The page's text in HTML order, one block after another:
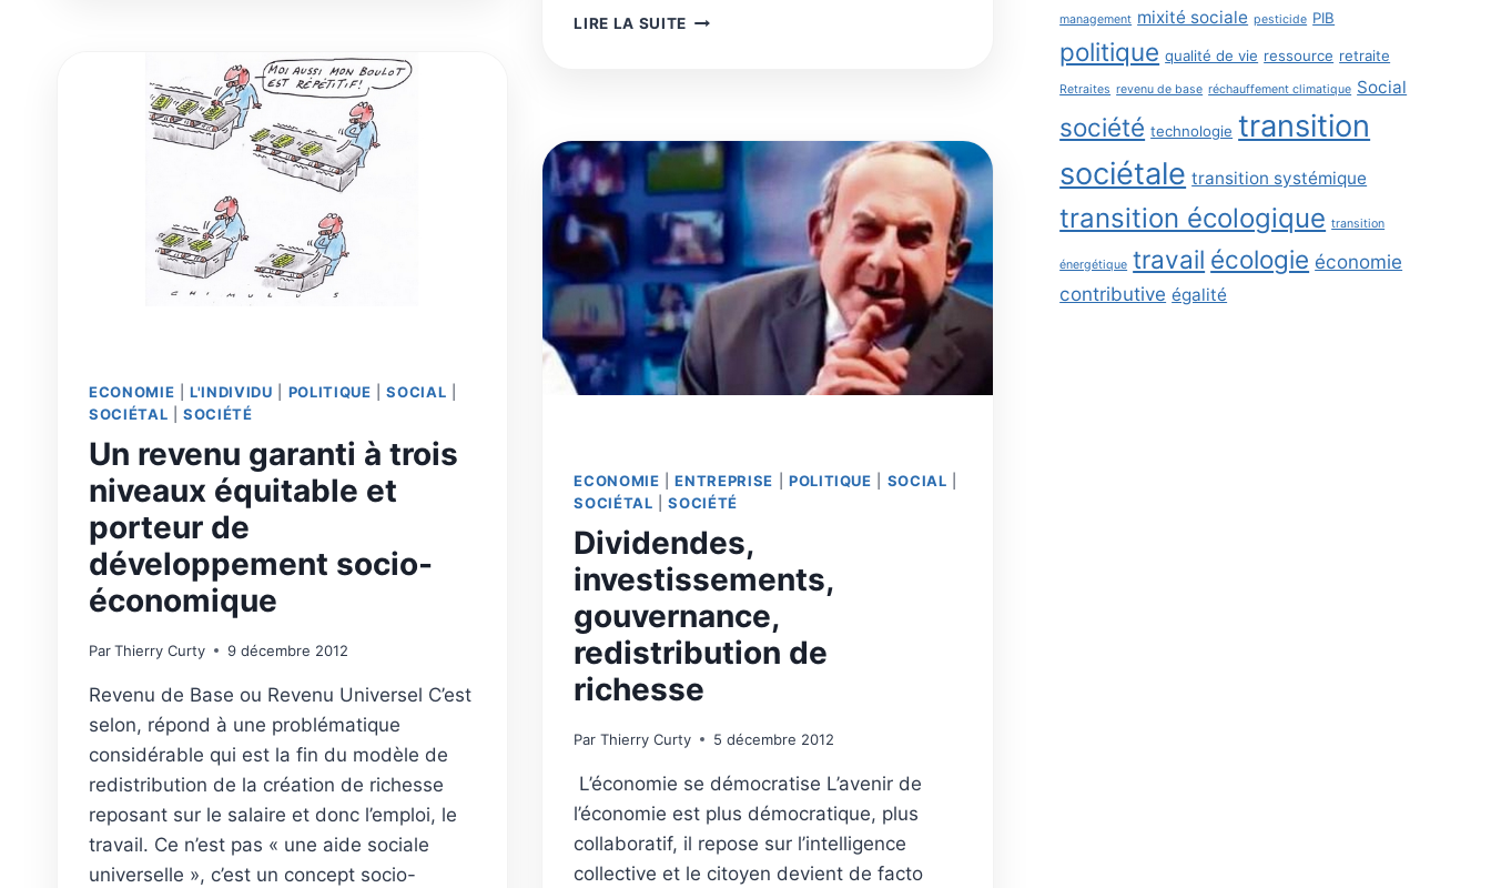
LIRE LA SUITE LA
DE
L’EMPLOI
LA
MEILLEURE
CHOSE
ARRIVÉE
À
L’HOMME
DEPUIS
L’INVENTION
ECONOMIE |L'INDIVIDU POLITIQUE |SOCIAL
SOCIÉTAL |SOCIÉTÉ
Un revenu garanti à trois
niveaux équitable et
porteur de
développement socio-
économique
ParThierry Curty 9 décembre 2012
Revenu de Base ou Revenu Universel C’est
selon, répond à une problématique
considérable qui est la fin du modèle de
redistribution de la création de richesse
reposant sur le salaire et donc l’emploi, le
travail. Ce n’est pas « une aide sociale
universelle », c’est un concept socio-
ECONOMIE |ENTREPRISE POLITIQUE SOCIAL
SOCIÉTAL |SOCIÉTÉ
Dividendes,
investissements,
gouvernance,
redistribution de
richesse
Par Thierry Curty 5 décembre 2012
L’économie se démocratise L’avenir de
l’économie est plus démocratique, plus
collaboratif, il repose sur l’intelligence
collective et le citoyen devient de facto
management mixité sociale pesticide PIB
politique qualité de vie ressource retraite
Retraites revenu de base réchauffement climatique Social
société technologie transition
sociétale transition systémique
transition écologique transition
énergétique travail écologie économie
contributive égalité